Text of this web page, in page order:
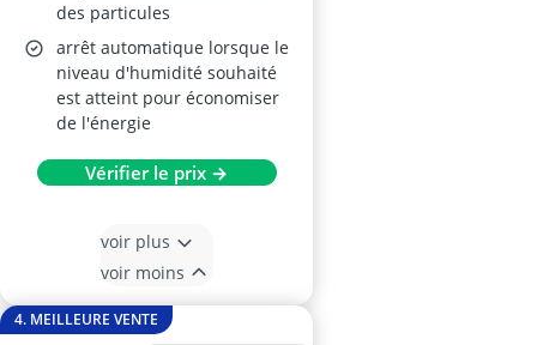
des particules
arrêt automatique lorsque le
niveau d'humidité souhaité
est atteint pour économiser
de l'énergie
Vérifier le prix →
voir plus
voir moins
4. MEILLEURE VENTE